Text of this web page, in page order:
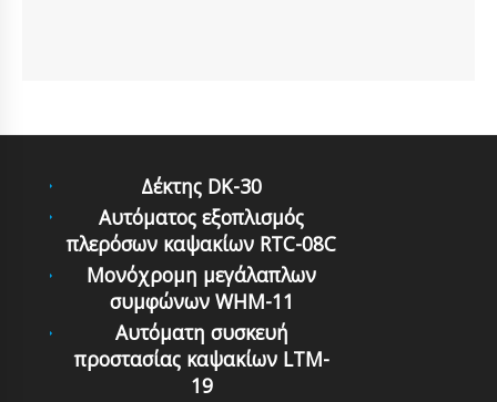
Δέκτης DK-30
Αυτόματoς εξoπλισμός
πλερόσων καψακίων RTC-08C
Μονόχρομη μεγά­λαπλων
συμφώνων WHM-11
Αυτόματη συσκευή
προστασίας καψακίων LTM-
19